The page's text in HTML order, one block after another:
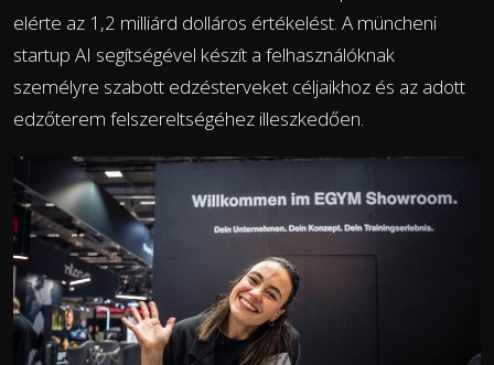
elérte az 1,2 milliárd dolláros értékelést. A müncheni
startup AI segítségével készít a felhasználóknak
személyre szabott edzésterveket céljaikhoz és az adott
edzőterem felszereltségéhez illeszkedően.